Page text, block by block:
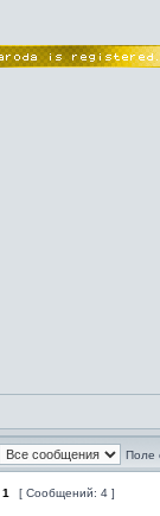
Поле
1 [ Сообщений: 4 ]